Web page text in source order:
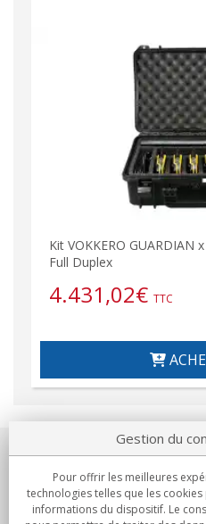
Kit VOKKERO GUARDIAN
Full Duplex
4.431,02€ TTC
Notre société
Engagements
Gestion du
Pour offrir les meilleures
technologies telles que les
informations du dispositif. Le